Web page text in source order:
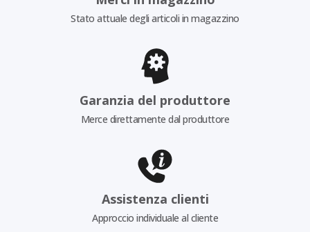
Stato attuale degli articoli in magazzino
Garanzia del produttore
Merce direttamente dal produttore
Assistenza clienti
Approccio individuale al cliente